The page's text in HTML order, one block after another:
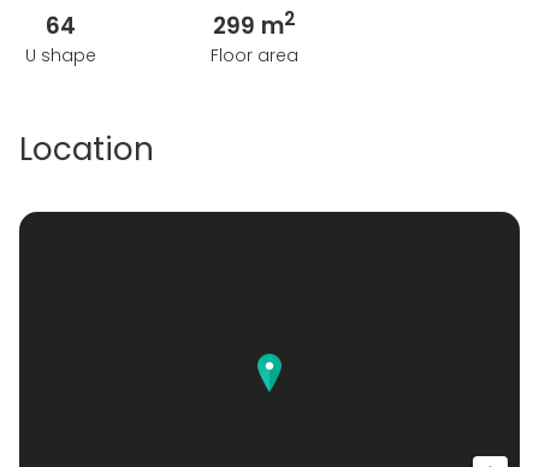
64
U shape
299 m2
Floor area
Location